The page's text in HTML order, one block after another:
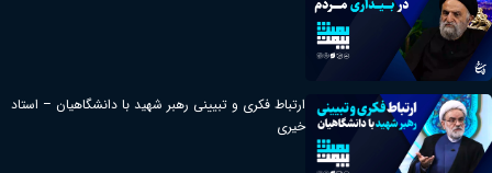
ارتباط فکری و تبیینی رهبر شهید با دانشگاهیان – استاد
خیری